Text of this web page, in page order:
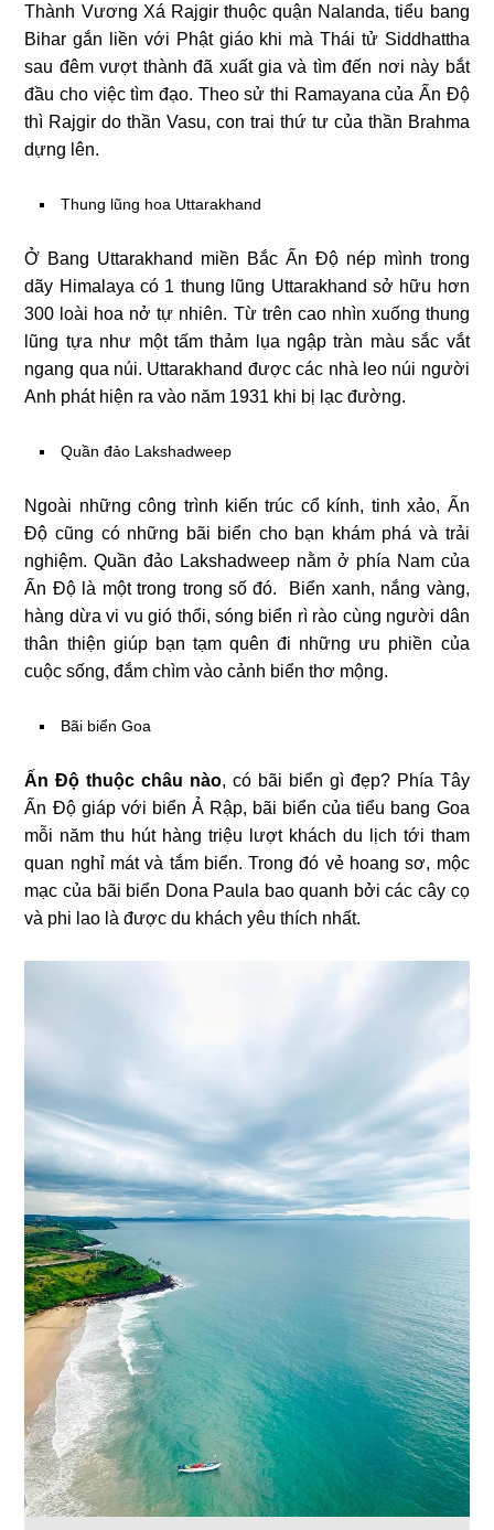
Thành Vương Xá Rajgir thuộc quận Nalanda, tiểu bang
Bihar gắn liền với Phật giáo khi mà Thái tử Siddhattha
sau đêm vượt thành đã xuất gia và tìm đến nơi này bắt
đầu cho việc tìm đạo. Theo sử thi Ramayana của Ấn Độ
thì Rajgir do thần Vasu, con trai thứ tư của thần Brahma
dựng lên.
Thung lũng hoa Uttarakhand
Ở Bang Uttarakhand miền Bắc Ấn Độ nép mình trong
dãy Himalaya có 1 thung lũng Uttarakhand sở hữu hơn
300 loài hoa nở tự nhiên. Từ trên cao nhìn xuống thung
lũng tựa như một tấm thảm lụa ngập tràn màu sắc vắt
ngang qua núi. Uttarakhand được các nhà leo núi người
Anh phát hiện ra vào năm 1931 khi bị lạc đường.
Quần đảo Lakshadweep
Ngoài những công trình kiến trúc cổ kính, tinh xảo, Ấn
Độ cũng có những bãi biển cho bạn khám phá và trải
nghiệm. Quần đảo Lakshadweep nằm ở phía Nam của
Ấn Độ là một trong trong số đó. Biển xanh, nắng vàng,
hàng dừa vi vu gió thổi, sóng biển rì rào cùng người dân
thân thiện giúp bạn tạm quên đi những ưu phiền của
cuộc sống, đắm chìm vào cảnh biển thơ mộng.
Bãi biển Goa
Ấn Độ thuộc châu nào, có bãi biển gì đẹp? Phía Tây
Ấn Độ giáp với biển Ả Rập, bãi biển của tiểu bang Goa
mỗi năm thu hút hàng triệu lượt khách du lịch tới tham
quan nghỉ mát và tắm biển. Trong đó vẻ hoang sơ, mộc
mạc của bãi biển Dona Paula bao quanh bởi các cây cọ
và phi lao là được du khách yêu thích nhất.